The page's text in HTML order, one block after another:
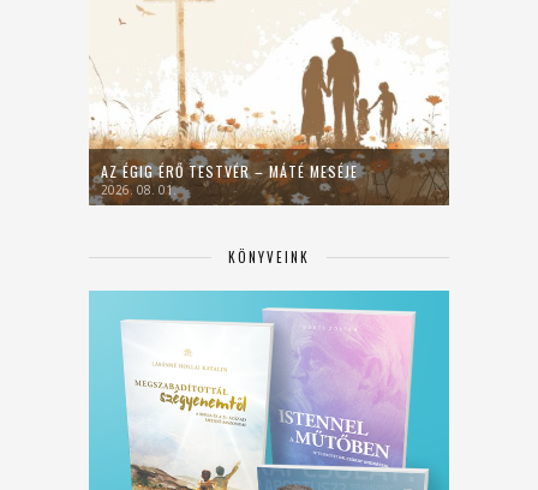
AZ ÉGIG ÉRŐ TESTVÉR – MÁTÉ MESÉJE
2026. 08. 01.
KÖNYVEINK